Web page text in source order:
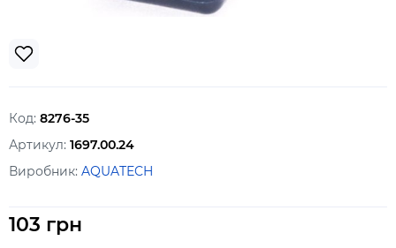
Код: 8276-35
Артикул: 1697.00.24
Виробник: AQUATECH
103 грн